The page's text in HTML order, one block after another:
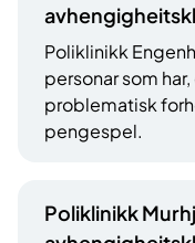
Poliklinikk
personar som
problematisk
pengespel.
Poliklinikk